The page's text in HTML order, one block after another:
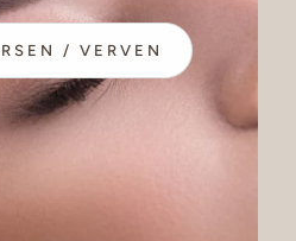
/ VERVEN